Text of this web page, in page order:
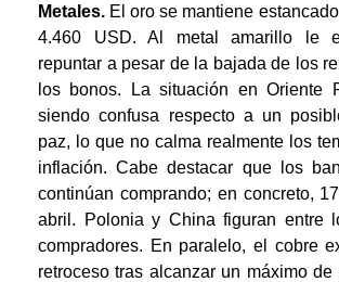
Metales. El oro se mantiene
4.460 USD. Al metal amarillo le
repuntar a pesar de la bajada de los
los bonos. La situación en Oriente
siendo confusa respecto a un
paz, lo que no calma realmente los
inflación. Cabe destacar que los
continúan comprando; en concreto,
abril. Polonia y China figuran entre
compradores. En paralelo, el cobre
retroceso tras alcanzar un máximo de